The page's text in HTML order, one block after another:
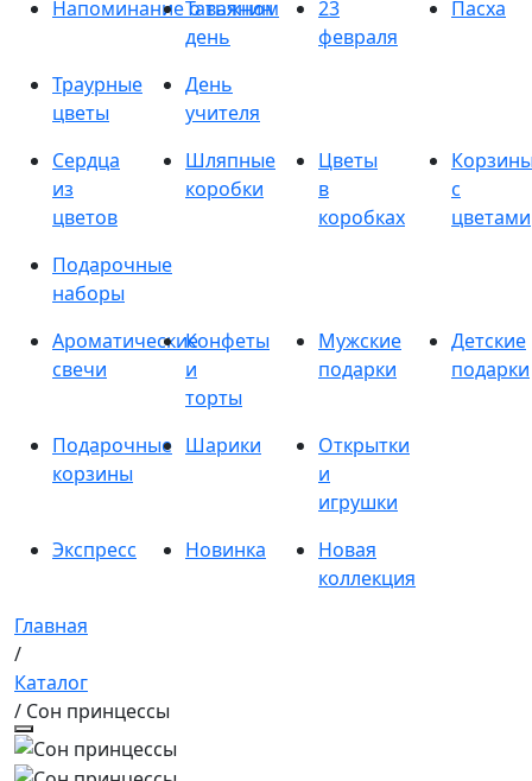
Напоминание о важном
Татьянин
день
23
февраля
Пасха
Траурные
цветы
День
учителя
Сердца
из
цветов
Шляпные
коробки
Цветы
в
коробках
с
цветами
Подарочные
наборы
Ароматические
свечи
Конфеты
и
торты
Мужские
подарки
Детские
подарки
Подарочные
корзины
Шарики
Открытки
и
игрушки
Экспресс
Новинка
Новая
коллекция
Главная
/
Каталог
/ Сон принцессы